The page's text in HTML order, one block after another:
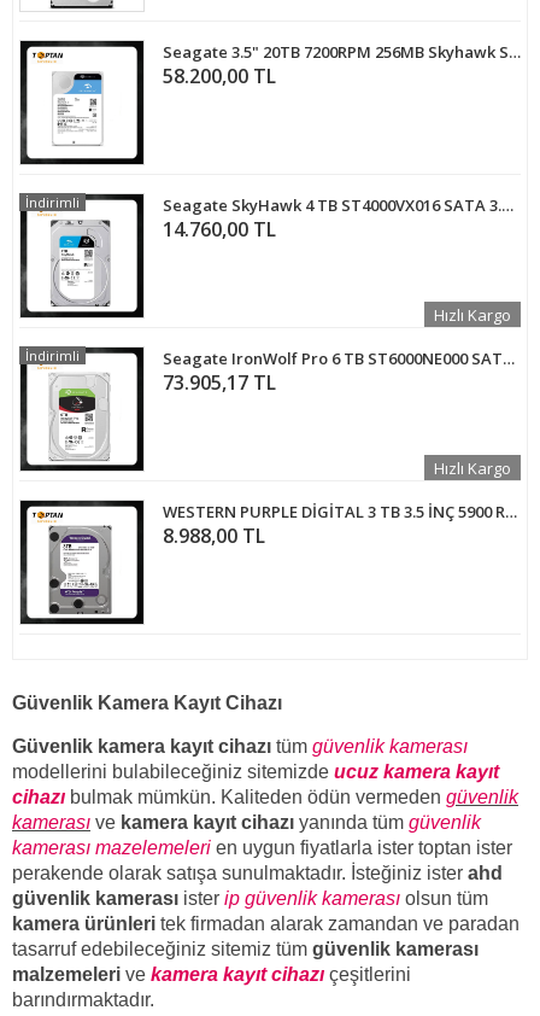
Seagate 3.5" 20TB 7200RPM 256MB Skyhawk ST20000VE002 Güvenlik Harddiski
58.200,00 TL
Seagate SkyHawk 4 TB ST4000VX016 SATA 3.0 5400 RPM 3.5" Güvenlik Harddiski
14.760,00 TL
İndirimli
Hızlı Kargo
Seagate IronWolf Pro 6 TB ST6000NE000 SATA 3.0 7200 RPM 3.5" Harddisk
73.905,17 TL
İndirimli
Hızlı Kargo
WESTERN PURPLE DİGİTAL 3 TB 3.5 İNÇ 5900 RPM Güvenlik Kamerası Harddiski
8.988,00 TL
Güvenlik Kamera Kayıt Cihazı
Güvenlik kamera kayıt cihazı tüm güvenlik kamerası
modellerini bulabileceğiniz sitemizde ucuz kamera kayıt
cihazı bulmak mümkün. Kaliteden ödün vermeden güvenlik
kamerası ve kamera kayıt cihazı yanında tüm güvenlik
kamerası mazelemeleri en uygun fiyatlarla ister toptan ister
perakende olarak satışa sunulmaktadır. İsteğiniz ister ahd
güvenlik kamerası ister ip güvenlik kamerası olsun tüm
kamera ürünleri tek firmadan alarak zamandan ve paradan
tasarruf edebileceğiniz sitemiz tüm güvenlik kamerası
malzemeleri ve kamera kayıt cihazı çeşitlerini
barındırmaktadır.